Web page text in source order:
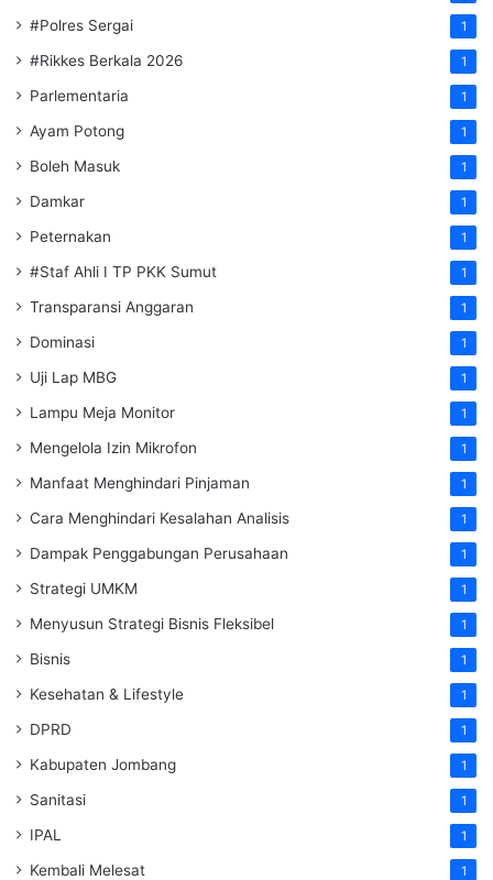
#Polres Sergai 1
#Rikkes Berkala 2026 1
Parlementaria 1
Ayam Potong 1
Boleh Masuk 1
Damkar 1
Peternakan 1
#Staf Ahli I TP PKK Sumut 1
Transparansi Anggaran 1
Dominasi 1
Uji Lap MBG 1
Lampu Meja Monitor 1
Mengelola Izin Mikrofon 1
Manfaat Menghindari Pinjaman 1
Cara Menghindari Kesalahan Analisis 1
Dampak Penggabungan Perusahaan 1
Strategi UMKM 1
Menyusun Strategi Bisnis Fleksibel 1
Bisnis 1
Kesehatan & Lifestyle 1
DPRD 1
Kabupaten Jombang 1
Sanitasi 1
IPAL 1
Kembali Melesat 1